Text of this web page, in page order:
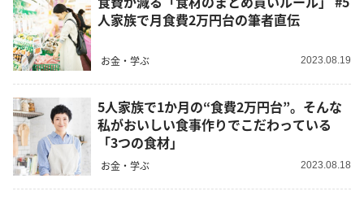
人家族で月食費2万円台の筆者直伝
お金・学ぶ 2023.08.19
5人家族で1か月の“食費2万円台”。そんな
私がおいしい食事作りでこだわっている
「3つの食材」
お金・学ぶ 2023.08.18